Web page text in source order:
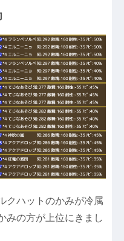
クハットのかみが冷属
みの方が上位にきまし